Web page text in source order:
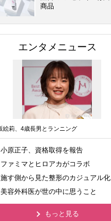
商品
エンタメニュース
絵莉、4歳長男とランニング
小原正子、資格取得を報告
ファミマとヒロアカがコラボ
施す側から見た整形のカジュアル化
美容外科医が世の中に思うこと
もっと見る